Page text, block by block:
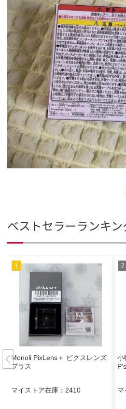
ベストセラーランキ
Monoli PixLens＋ ピクスレンズ
プラス
マイストア在庫： 2410
小
P's
マ